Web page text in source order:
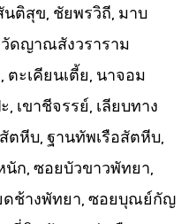
นติสุข, ชัยพรวิถี, มาบ
ดญาณสังวราราม
ตะเคียนเตี้ย, นาจอม
เขาชีจรรย์, เลียบทาง
ตหีบ, ฐานทัพเรือสัตหีบ,
นัก, ซอยบัวขาวพัทยา,
ดช้างพัทยา, ซอยบุณย์กัญ